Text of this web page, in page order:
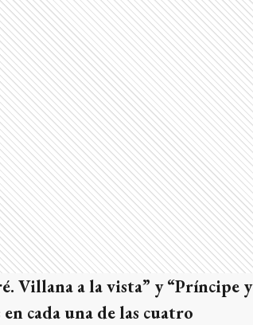
Villana a la vista” y “Príncipe y
cada una de las cuatro